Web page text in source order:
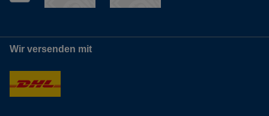
Wir versenden mit